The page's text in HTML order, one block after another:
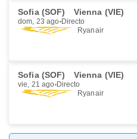
Sofia (SOF) Vienna (VIE)
dom, 23 ago Directo
Ryanair
Sofia (SOF) Vienna (VIE)
vie, 21 ago Directo
Ryanair